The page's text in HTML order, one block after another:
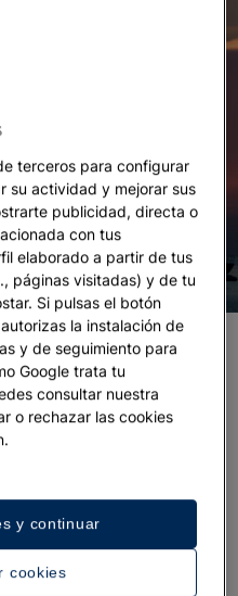
en unvelero
sólo
deyates clásicos. Por
de 1937 que fue
de los EE.UU. durante la
"Kilena of Corsica", un
terceros para configurar
su actividad y mejorar sus
publicidad, directa o
con tus
elaborado a partir de tus
páginas visitadas) y de tu
Si pulsas el botón
la instalación de
y de seguimiento para
Google trata tu
consultar nuestra
o rechazar las cookies
cookies
y continuar